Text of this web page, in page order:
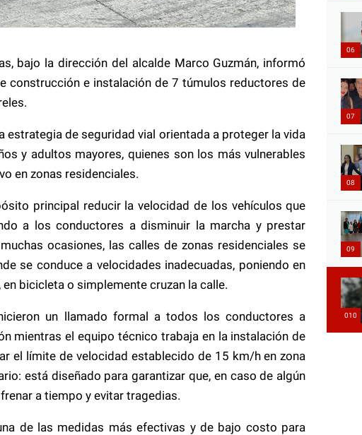
bajo la dirección del alcalde Marco Guzmán, informó
construcción e instalación de 7 túmulos reductores de
estrategia de seguridad vial orientada a proteger la vida
y adultos mayores, quienes son los más vulnerables
en zonas residenciales.
principal reducir la velocidad de los vehículos que
a los conductores a disminuir la marcha y prestar
ocasiones, las calles de zonas residenciales se
se conduce a velocidades inadecuadas, poniendo en
bicicleta o simplemente cruzan la calle.
un llamado formal a todos los conductores a
mientras el equipo técnico trabaja en la instalación de
el límite de velocidad establecido de 15 km/h en zona
está diseñado para garantizar que, en caso de algún
a tiempo y evitar tragedias.
de las medidas más efectivas y de bajo costo para